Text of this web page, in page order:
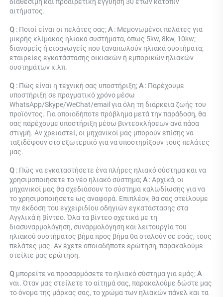
αιτήματος.
Q : Ποιοί είναι οι πελάτες σας; Α : Μεμονωμένοι πελάτες για
μικρής κλίμακας ηλιακά συστήματα, όπως 5kw, 8kw, 10kw;
διανομείς ή εισαγωγείς που ξαναπωλούν ηλιακά συστήματα;
εταιρείες εγκατάστασης οικιακών ή εμπορικών ηλιακών
συστημάτων κ.λπ.
Q : Πώς είναι η τεχνική σας υποστήριξη; Α : Παρέχουμε
υποστήριξη σε πραγματικό χρόνο μέσω
WhatsApp/Skype/WeChat/email για όλη τη διάρκεια ζωής του
προϊόντος. Για οποιοδήποτε πρόβλημα μετά την παράδοση, θα
σας παρέχουμε υποστήριξη μέσω βιντεοκλήσεων ανά πάσα
στιγμή. Αν χρειαστεί, οι μηχανικοί μας μπορούν επίσης να
ταξιδέψουν στο εξωτερικό για να υποστηρίξουν τους πελάτες
μας.
Q : Πώς να εγκαταστήσετε ένα πλήρες ηλιακό σύστημα και να
χρησιμοποιήσετε το νέο ηλιακό σύστημα; Α : Αρχικά, οι
μηχανικοί μας θα σχεδιάσουν το σύστημα καλωδίωσης για να
το χρησιμοποιήσετε ως αναφορά. Επιπλέον, θα σας στείλουμε
την έκδοση του εγχειριδίου οδηγιών εγκατάστασης στα
Αγγλικά ή βίντεο. Όλα τα βίντεο σχετικά με τη
διασυναρμολόγηση, συναρμολόγηση και λειτουργία του
ηλιακού συστήματος βήμα προς βήμα θα σταλούν σε εσάς, τους
πελάτες μας. Αν έχετε οποιαδήποτε ερώτηση, παρακαλούμε
στείλτε μας ερώτηση.
Q μπορείτε να προσαρμόσετε το ηλιακό σύστημα για εμάς;
ναι. Όταν μας στείλετε το αίτημά σας, παρακαλούμε δώστε μας
το όνομα της μάρκας σας, το χρώμα των ηλιακών πάνελ και τα